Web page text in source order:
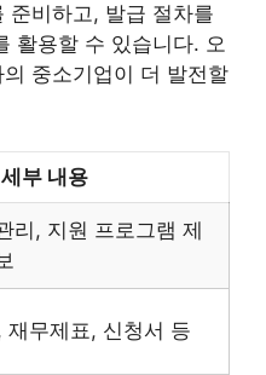
준비하고, 발급 절차를
활용할 수 있습니다. 오
중소기업이 더 발전할
세부 내용
리, 지원 프로그램 제
재무제표, 신청서 등